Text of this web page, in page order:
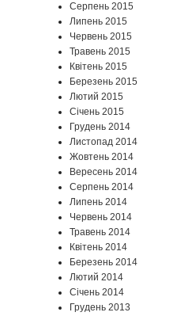
Серпень 2015
Липень 2015
Червень 2015
Травень 2015
Квітень 2015
Березень 2015
Лютий 2015
Січень 2015
Грудень 2014
Листопад 2014
Жовтень 2014
Вересень 2014
Серпень 2014
Липень 2014
Червень 2014
Травень 2014
Квітень 2014
Березень 2014
Лютий 2014
Січень 2014
Грудень 2013